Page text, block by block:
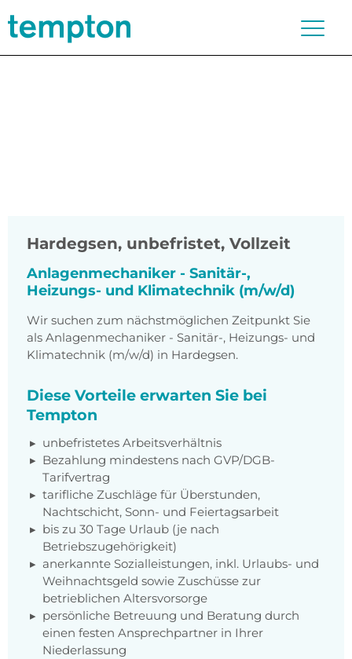
Hardegsen, unbefristet, Vollzeit
Anlagenmechaniker - Sanitär-,
Heizungs- und Klimatechnik (m/w/d)
Wir suchen zum nächstmöglichen Zeitpunkt Sie
als Anlagenmechaniker - Sanitär-, Heizungs- und
Klimatechnik (m/w/d) in Hardegsen.
Diese Vorteile erwarten Sie bei
Tempton
unbefristetes Arbeitsverhältnis
Bezahlung mindestens nach GVP/DGB-
Tarifvertrag
tarifliche Zuschläge für Überstunden,
Nachtschicht, Sonn- und Feiertagsarbeit
bis zu 30 Tage Urlaub (je nach
Betriebszugehörigkeit)
anerkannte Sozialleistungen, inkl. Urlaubs- und
Weihnachtsgeld sowie Zuschüsse zur
betrieblichen Altersvorsorge
persönliche Betreuung und Beratung durch
einen festen Ansprechpartner in Ihrer
Niederlassung